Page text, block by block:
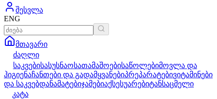
შესვლა
ENG
მთავარი
ძაღლი
საკვებისასუსნაოსათამაშოებისაწოლებიმოვლა და
ჰიგიენაჩანთები და გადამყვანებიპრეპარატებივიტამინები
და საკვებდანამატებიჯამებიაქსესუარებიტანსაცმელი
კატა